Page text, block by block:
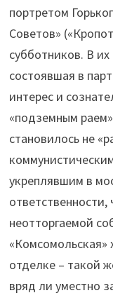
портретом
Советов»
субботников. В
состоявшая в
интерес и
«подземным
становилось не
укреплявшим в
неотторгаемой
«Комсомольская»
отделке – такой
вряд ли уместно